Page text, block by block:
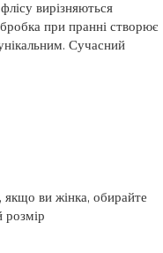
вирізняються
при пранні створює
Сучасний
якщо ви жінка, обирайте
розмір